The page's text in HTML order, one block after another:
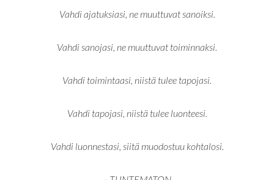
Vahdi ajatuksiasi, ne muuttuvat sanoiksi.
Vahdi sanojasi, ne muuttuvat toiminnaksi.
Vahdi toimintaasi, niistä tulee tapojasi.
Vahdi tapojasi, niistä tulee luonteesi.
Vahdi luonnestasi, siitä muodostuu kohtalosi.